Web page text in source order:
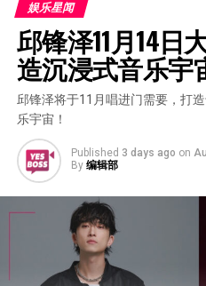
娱乐星闻
邱锋泽11月14日
造沉浸式音乐宇
邱锋泽将于11月唱进门需要，打
乐宇宙！
Published 3 days ago on
By 编辑部